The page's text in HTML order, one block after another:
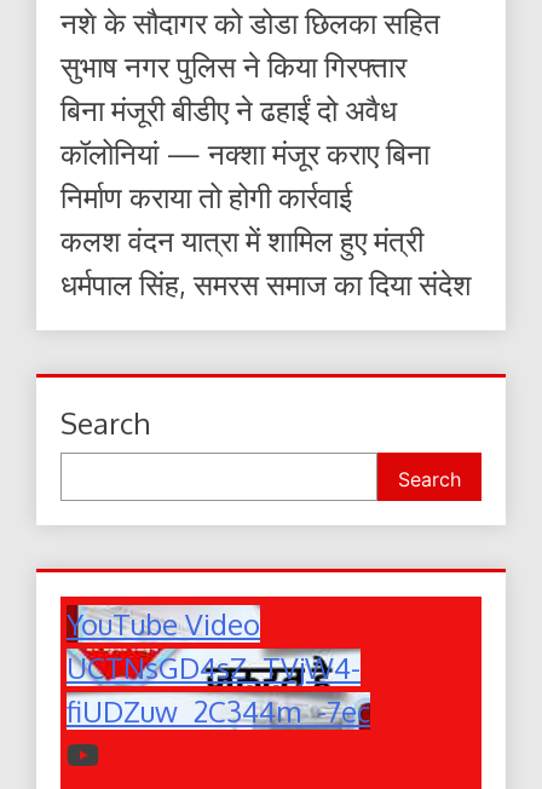
नशे के सौदागर को डोडा छिलका सहित
सुभाष नगर पुलिस ने किया गिरफ्तार
बिना मंजूरी बीडीए ने ढहाईं दो अवैध
कॉलोनियां — नक्शा मंजूर कराए बिना
निर्माण कराया तो होगी कार्रवाई
कलश वंदन यात्रा में शामिल हुए मंत्री
धर्मपाल सिंह, समरस समाज का दिया संदेश
Search
Search
YouTube Video
UCTNsGD4sZ_TVjW4-
fiUDZuw_2C344m_-7ec